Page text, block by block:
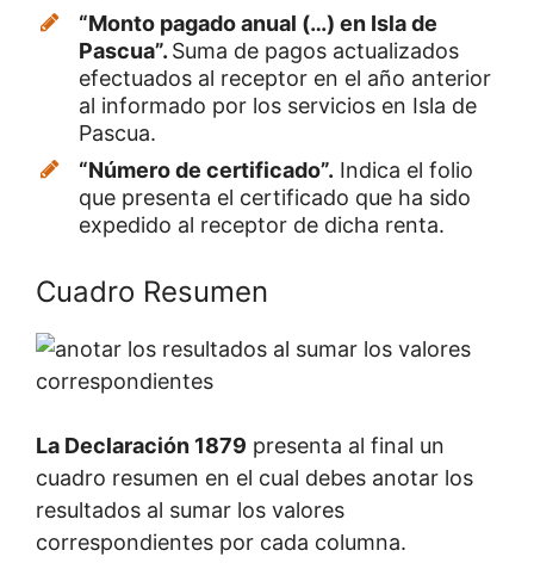
“Monto pagado anual (…) en Isla de
Pascua”. Suma de pagos actualizados
efectuados al receptor en el año anterior
al informado por los servicios en Isla de
Pascua.
“Número de certificado”. Indica el folio
que presenta el certificado que ha sido
expedido al receptor de dicha renta.
Cuadro Resumen
La Declaración 1879 presenta al final un
cuadro resumen en el cual debes anotar los
resultados al sumar los valores
correspondientes por cada columna.